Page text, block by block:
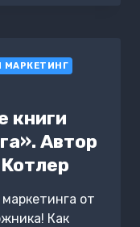
МАРКЕТИНГ
книги
Автор
от
Как